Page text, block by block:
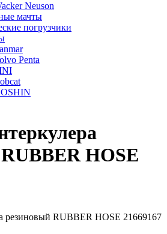
Neuson
мачты
погрузчики
Penta
HOSE